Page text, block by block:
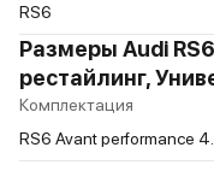
RS6
Размеры Audi
рестайлинг,
Комплектация
RS6 Avant performance